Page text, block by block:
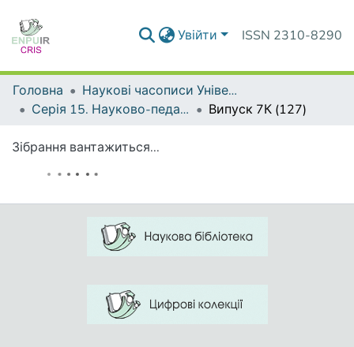
Увійти ISSN 2310-8290
Головна
Наукові часописи Університету
Серія 15. Науково-педагогічні проблеми фізичної культури (фізична культура і спорт)
Випуск 7К (127)
Зібрання вантажиться...